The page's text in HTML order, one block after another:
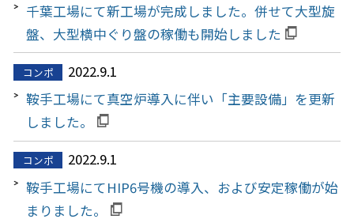
千葉工場にて新工場が完成しました。併せて大型旋
盤、大型横中ぐり盤の稼働も開始しました
コンポ
2022.9.1
鞍手工場にて真空炉導入に伴い「主要設備」を更新
しました。
コンポ
2022.9.1
鞍手工場にてHIP6号機の導入、および安定稼働が始
まりました。